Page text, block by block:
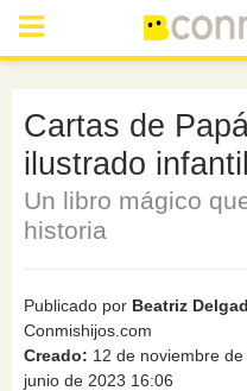
Cartas de
ilustrado infantil
Un libro mágico
historia
Publicado por Beatriz
Conmishijos.com
Creado: 12 de noviembre
junio de 2023 16:06